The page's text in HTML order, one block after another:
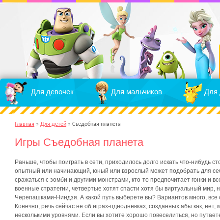
Для девочек Для мальчиков Для
Главная » Для детей » Съедобная планета
Игры Съедобная планета
Раньше, чтобы поиграть в сети, приходилось долго искать что-нибудь
опытный или начинающий, юный или взрослый может подобрать для
сражаться с зомби и другими монстрами, кто-то предпочитает гонки и
военные стратегии, четвертые хотят спасти хотя бы виртуальный
Черепашками-Ниндзя. А какой путь выберете вы? Вариантов много,
Конечно, речь сейчас не об играх-однодневках, созданных абы как,
несколькими уровнями. Если вы хотите хорошо повеселиться, но